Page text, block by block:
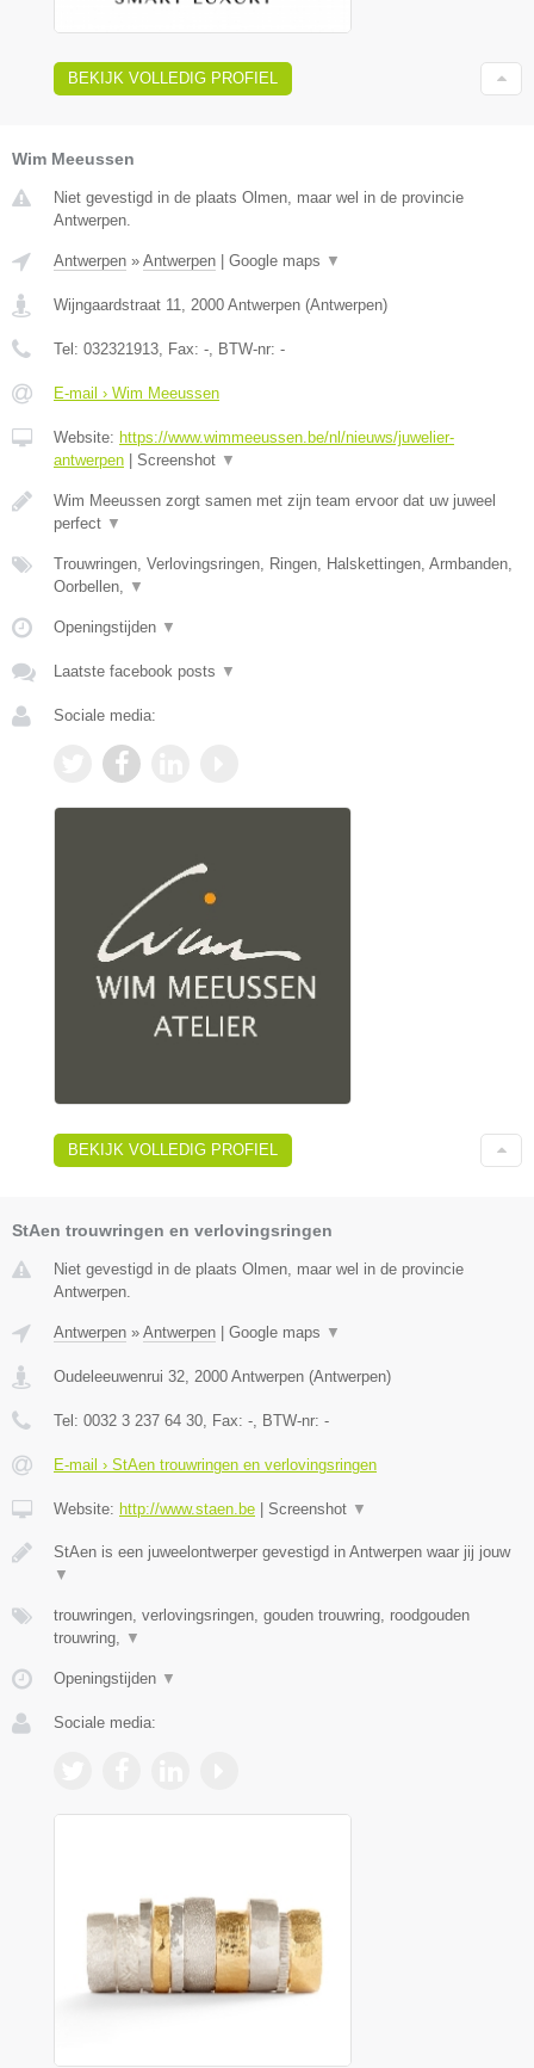
BEKIJK VOLLEDIG PROFIEL
Wim Meeussen
Niet gevestigd in de plaats Olmen, maar wel in de provincie
Antwerpen.
Antwerpen » Antwerpen Google maps ▼
Wijngaardstraat 11, 2000 Antwerpen (Antwerpen)
Tel: 032321913, Fax: -, BTW-nr: -
E-mail › Wim Meeussen
Website: https://www.wimmeeussen.be/nl/nieuws/juwelier-
antwerpen
Screenshot ▼
Wim Meeussen zorgt samen met zijn team ervoor dat uw juweel
perfect ▼
Trouwringen, Verlovingsringen, Ringen, Halskettingen, Armbanden,
Oorbellen, ▼
Openingstijden ▼
Laatste facebook posts ▼
Sociale media:
BEKIJK VOLLEDIG PROFIEL
StAen trouwringen en verlovingsringen
Niet gevestigd in de plaats Olmen, maar wel in de provincie
Antwerpen.
Antwerpen » Antwerpen Google maps ▼
Oudeleeuwenrui 32, 2000 Antwerpen (Antwerpen)
Tel: 0032 3 237 64 30, Fax: -, BTW-nr: -
E-mail › StAen trouwringen en verlovingsringen
Website: http://www.staen.be Screenshot ▼
StAen is een juweelontwerper gevestigd in Antwerpen waar jij jouw
▼
trouwringen, verlovingsringen, gouden trouwring, roodgouden
trouwring, ▼
Openingstijden ▼
Sociale media: